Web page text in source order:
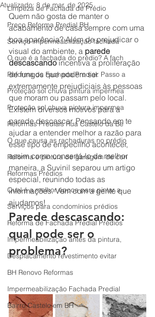
Limpeza de Fachada de Prédio
Preço Reforma Predial BH
Serviço impermeabilização fachada
O que é a fachada do prédio? A fach
Reforma de Fachada Predial: Passo a
Proteção sol chuva pintura impermea
Proteção sol chuva pintura impermea
Reformas Prediais Rua Castelo da Be
O que causa as rachaduras no prédio
Reforma e pintura de garagem de con
Reformas Prédios
Qual é a melhor época para pintar a
Serviços para condomínios prédios
Reforma de Fachada Predial Prédios
Impermeabilização antes da pintura,
Desplacamento revestimento evitar
BH Renovo Reformas
Impermeabilização Fachada Predial
Bairro Castelo em BH
Atualizado: 8 de mar. de 2025
Quem não gosta de manter o
acabamento de casa sempre com uma
boa aparência? Além de prejudicar o
visual do ambiente, a parede
descascando incentiva a proliferação
de fungos que podem ser
extremamente prejudiciais às pessoas
que moram ou passam pelo local.
Existem diversos motivos para a
parede descascar. Pensando em te
ajudar a entender melhor a razão para
esse tipo de empecilho acontecer,
assim como consertá-lo da melhor
maneira, a Suvinil separou um artigo
especial, reunindo todas as
informações. Vem com a gente que
ajudamos!
Parede descascando:
qual pode ser o
problema?